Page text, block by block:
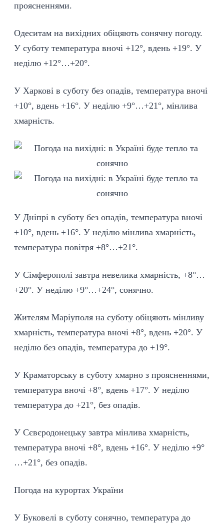
проясненнями.
Одеситам на вихідних обіцяють сонячну погоду.
У суботу температура вночі +12°, вдень +19°. У
неділю +12°…+20°.
У Харкові в суботу без опадів, температура вночі
+10°, вдень +16°. У неділю +9°…+21°, мінлива
хмарність.
У Дніпрі в суботу без опадів, температура вночі
+10°, вдень +16°. У неділю мінлива хмарність,
температура повітря +8°…+21°.
У Сімферополі завтра невелика хмарність, +8°…
+20°. У неділю +9°…+24°, сонячно.
Жителям Маріуполя на суботу обіцяють мінливу
хмарність, температура вночі +8°, вдень +20°. У
неділю без опадів, температура до +19°.
У Краматорську в суботу хмарно з проясненнями,
температура вночі +8°, вдень +17°. У неділю
температура до +21°, без опадів.
У Сєвєродонецьку завтра мінлива хмарність,
температура вночі +8°, вдень +16°. У неділю +9°
…+21°, без опадів.
Погода на курортах України
У Буковелі в суботу сонячно, температура до